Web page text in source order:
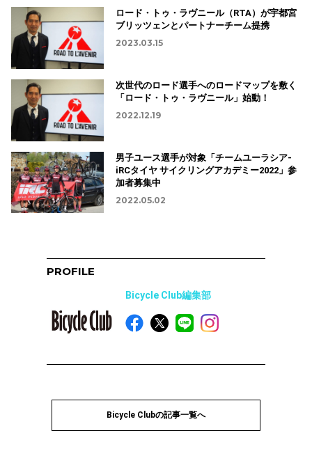
ロード・トゥ・ラヴニール（RTA）が宇都宮
ブリッツェンとパートナーチーム提携
2023.03.15
次世代のロード選手へのロードマップを敷く
「ロード・トゥ・ラヴニール」始動！
2022.12.19
男子ユース選手が対象「チームユーラシア-
iRCタイヤ サイクリングアカデミー2022」参
加者募集中
2022.05.02
PROFILE
Bicycle Club編集部
Bicycle Clubの記事一覧へ